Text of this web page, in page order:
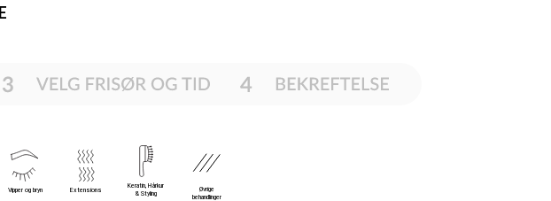
Vipper og bryn Extensions
Keratin, Hårkur
& Styling
Øvrige
behandlinger